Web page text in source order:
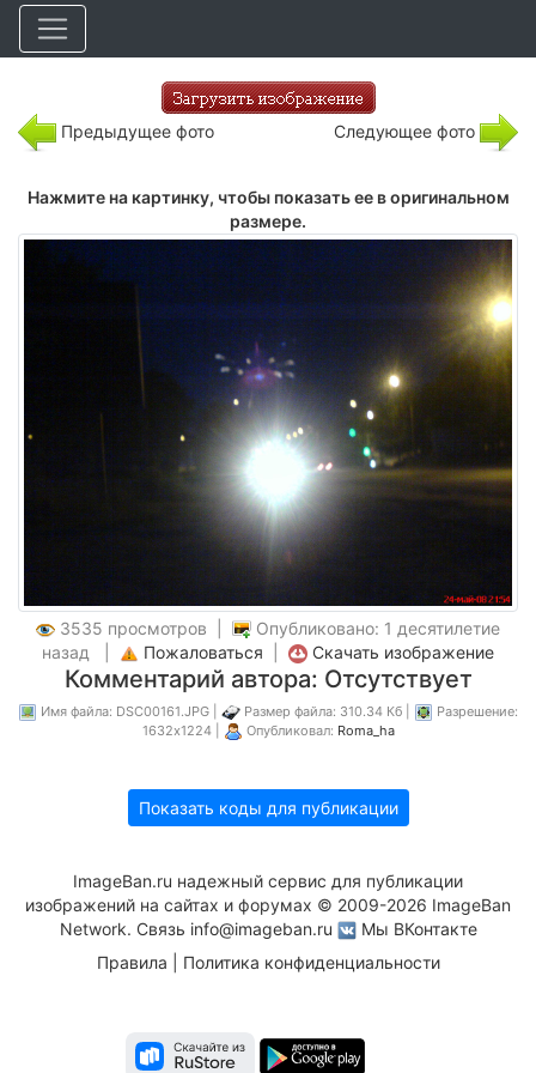
Предыдущее фото Следующее фото
Нажмите на картинку, чтобы показать ее в оригинальном
размере.
3535 просмотров |
Опубликовано: 1 десятилетие
назад |
Пожаловаться Скачать изображение
Комментарий автора: Отсутствует
Имя файла: DSC00161.JPG | Размер файла: 310.34 Кб |
Разрешение:
1632x1224 |
Опубликовал: Roma_ha
Показать коды для публикации
ImageBan.ru надежный сервис для публикации
изображений на сайтах и форумах © 2009-2026 ImageBan
Network. Связь info@imageban.ru
Мы ВКонтакте
Правила
Политика конфиденциальности